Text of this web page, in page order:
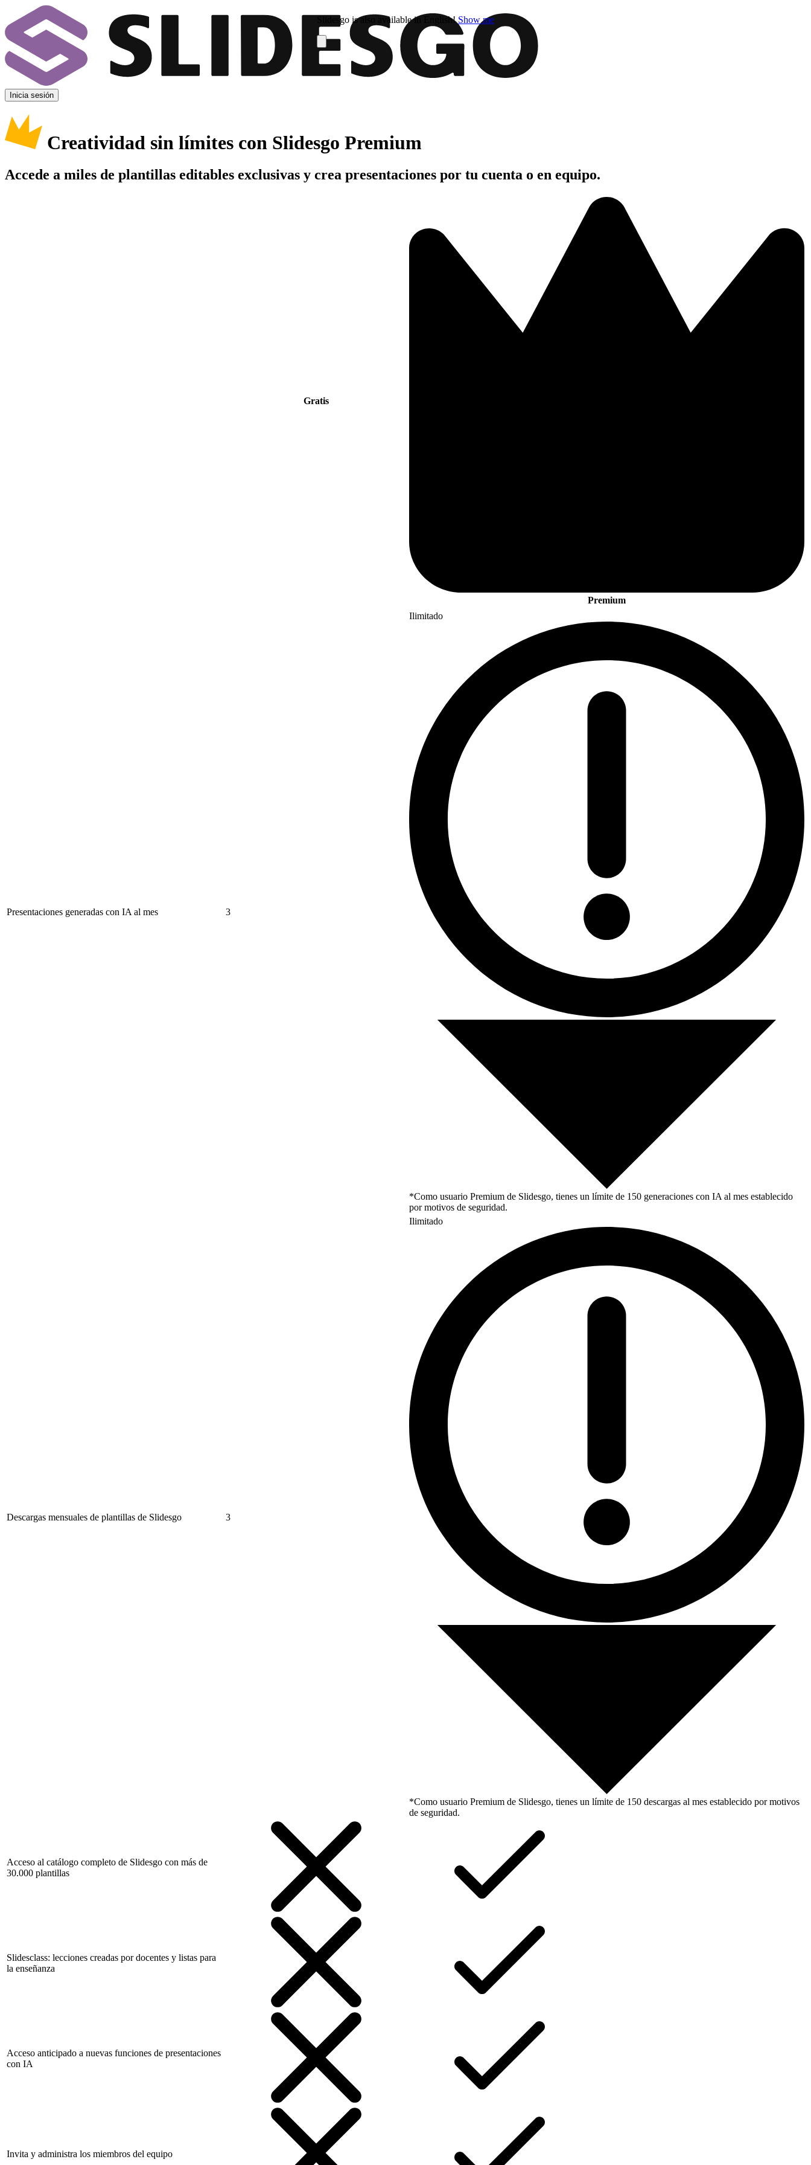
Slidesgo is also available in English! Show me
Inicia sesión
Creatividad sin límites con Slidesgo Premium
Accede a miles de plantillas editables exclusivas y crea presentaciones por tu cuenta o en equipo.
Gratis
Premium
Presentaciones generadas con IA al mes 3
Ilimitado
*Como usuario Premium de Slidesgo, tienes un límite de 150 generaciones con IA al mes establecido
por motivos de seguridad.
Descargas mensuales de plantillas de Slidesgo 3
Ilimitado
*Como usuario Premium de Slidesgo, tienes un límite de 150 descargas al mes establecido por motivos
de seguridad.
Acceso al catálogo completo de Slidesgo con más de
30.000 plantillas
Slidesclass: lecciones creadas por docentes y listas para
la enseñanza
Acceso anticipado a nuevas funciones de presentaciones
con IA
Invita y administra los miembros del equipo